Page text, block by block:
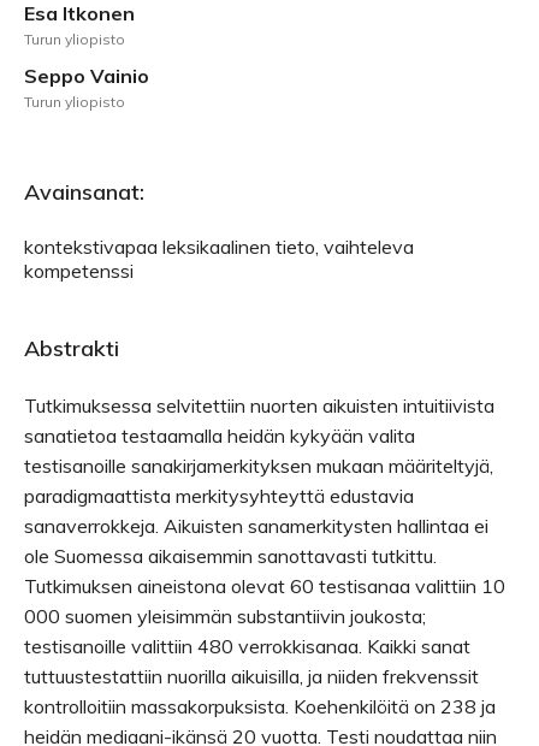
Esa Itkonen
Turun yliopisto
Seppo Vainio
Turun yliopisto
Avainsanat:
kontekstivapaa leksikaalinen tieto, vaihteleva
kompetenssi
Abstrakti
Tutkimuksessa selvitettiin nuorten aikuisten intuitiivista
sanatietoa testaamalla heidän kykyään valita
testisanoille sanakirjamerkityksen mukaan määriteltyjä,
paradigmaattista merkitysyhteyttä edustavia
sanaverrokkeja. Aikuisten sanamerkitysten hallintaa ei
ole Suomessa aikaisemmin sanottavasti tutkittu.
Tutkimuksen aineistona olevat 60 testisanaa valittiin 10
000 suomen yleisimmän substantiivin joukosta;
testisanoille valittiin 480 verrokkisanaa. Kaikki sanat
tuttuustestattiin nuorilla aikuisilla, ja niiden frekvenssit
kontrolloitiin massakorpuksista. Koehenkilöitä on 238 ja
heidän mediaani-ikänsä 20 vuotta. Testi noudattaa niin